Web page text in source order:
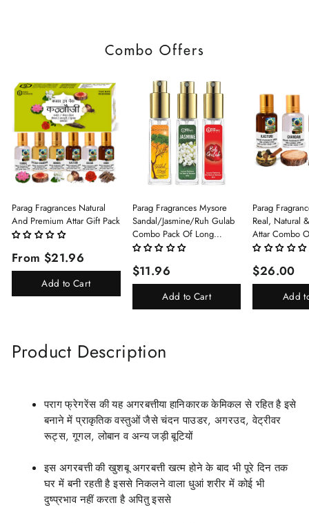
Combo Offers
Parag Fragrances Natural
And Premium Attar Gift Pack
From $21.96
Add to Cart
Parag Fragrances Mysore
Sandal/Jasmine/Ruh Gulab
Combo Pack Of Long
Lasting Perfume 8ml X 3 Pc
For Men And Women
$11.96
Add to Cart
Parag
Real, Natural
Attar Combo
(Limited Time/
Rani)
$26.00
Add
Product Description
पराग फ्रेगरेंस की यह अगरबत्तीया हानिकारक केमिकल से रहित है इसे
बनाने में प्राकृतिक वस्तुओं जैसे चंदन पाउडर, अगरउद, वेट्रीवर
रूट्स, गूगल, लोबान व अन्य जड़ी बूटियों
इस अगरबत्ती की खुशबू अगरबत्ती खत्म होने के बाद भी पूरे दिन तक
घर में बनी रहती है इससे निकलने वाला धुआं शरीर में कोई भी
दुष्प्रभाव नहीं करता है अपितु इससे